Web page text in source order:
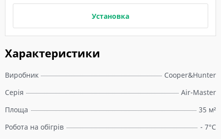
Характеристики
Виробник
Cooper&Hunter
Серія
Air-Master
Площа
35 м²
Робота на обігрів
- 7°C
Установка